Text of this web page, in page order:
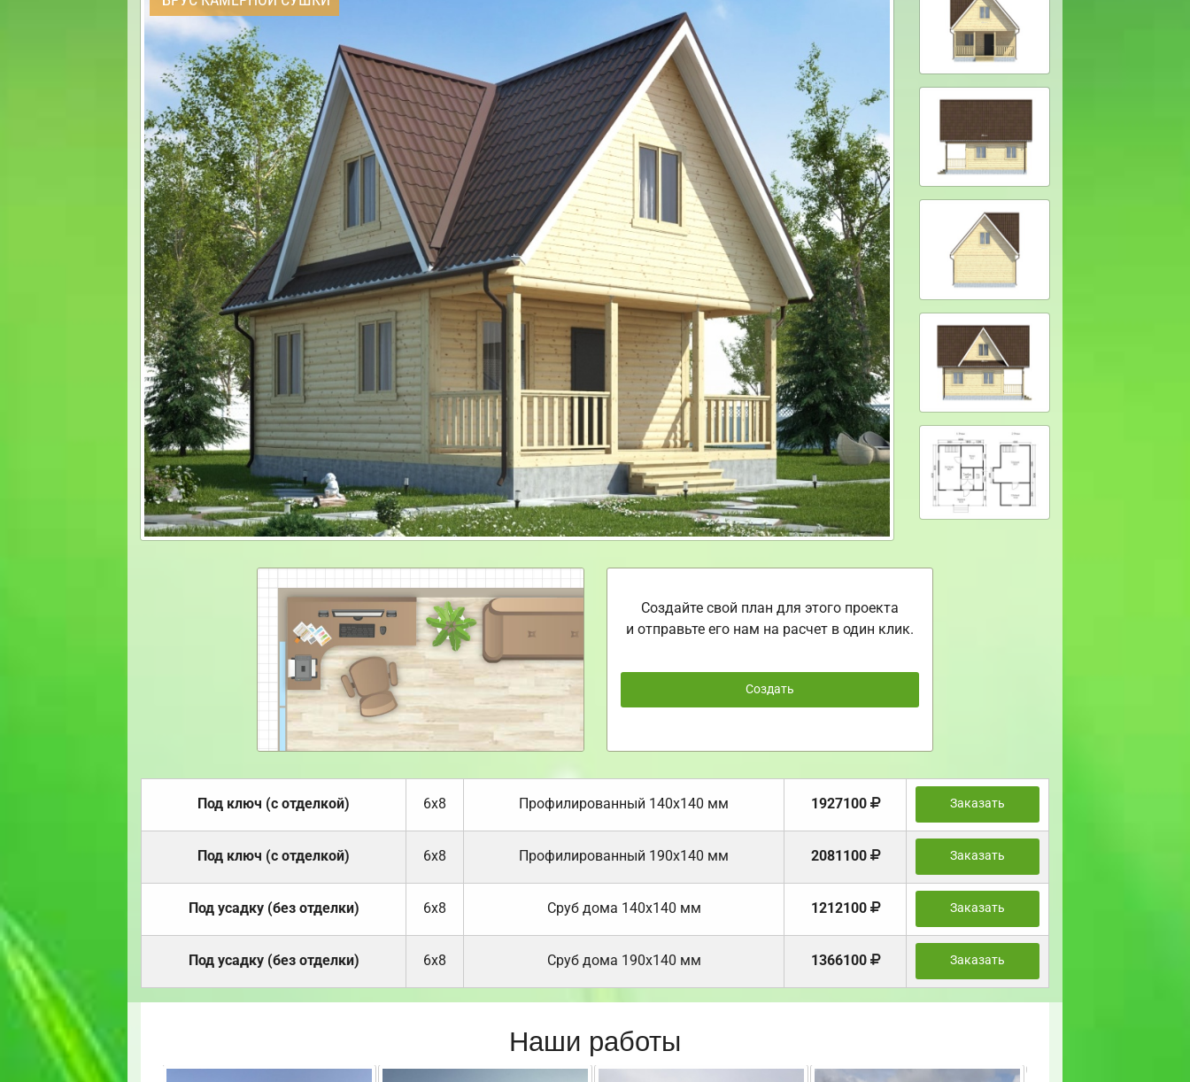
Создайте свой план для этого проекта
и отправьте его нам на расчет в один клик.
Создать
Под ключ (с отделкой) 6х8 Профилированный 140х140 мм 1927100 Заказать
Под ключ (с отделкой) 6х8 Профилированный 190х140 мм 2081100 Заказать
Под усадку (без отделки) 6х8 Cруб дома 140х140 мм 1212100 Заказать
Под усадку (без отделки) 6х8 Cруб дома 190х140 мм 1366100 Заказать
Наши работы